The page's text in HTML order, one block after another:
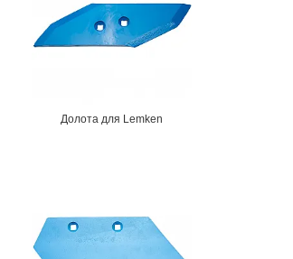
Долота для Lemken